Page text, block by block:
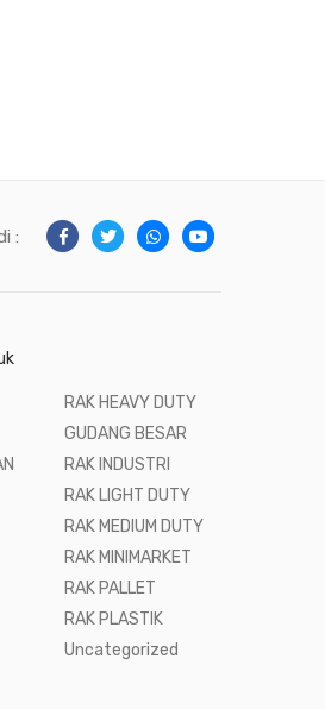
:
RAK HEAVY DUTY
GUDANG BESAR
RAK INDUSTRI
RAK LIGHT DUTY
RAK MEDIUM DUTY
RAK MINIMARKET
RAK PALLET
RAK PLASTIK
Uncategorized